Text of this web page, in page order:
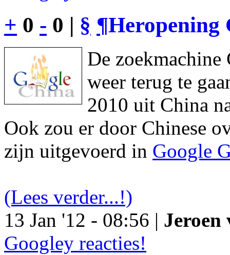
+ 0 - 0 | § ¶Heropening
De
weer terug te
2010 uit China
Ook zou er door Chinese
zijn uitgevoerd in Google
(Lees verder...!)
13 Jan '12 - 08:56 | Jeroen
Googley reacties!